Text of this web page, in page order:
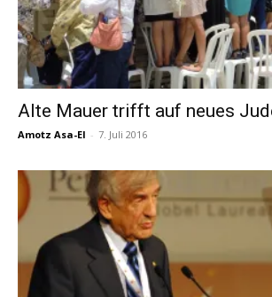
Alte Mauer trifft auf neues
Amotz Asa-El - 7. Juli 2016